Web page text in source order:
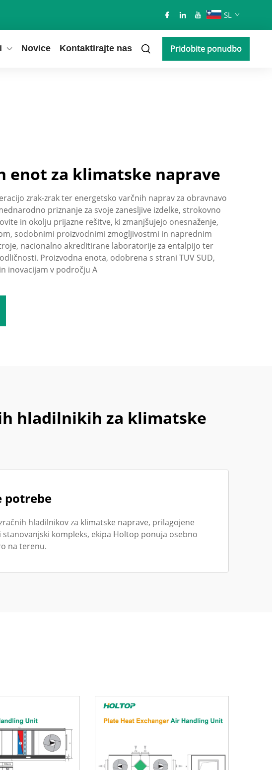
SL
Novice Kontaktirajte nas Pridobite ponudbo
enot za klimatske naprave
zrak-zrak ter energetsko varčnih naprav za obravnavo
priznanje za svoje zanesljive izdelke, strokovno
in okolju prijazne rešitve, ki zmanjšujejo onesnaženje,
sodobnimi proizvodnimi zmogljivostmi in naprednim
nacionalno akreditirane laboratorije za entalpijo ter
Proizvodna enota, odobrena s strani TUV SUD,
inovacijam v področju A
hladilnikih za klimatske
potrebe
hladilnikov za klimatske naprave, prilagojene
kompleks, ekipa Holtop ponuja osebno
na terenu.